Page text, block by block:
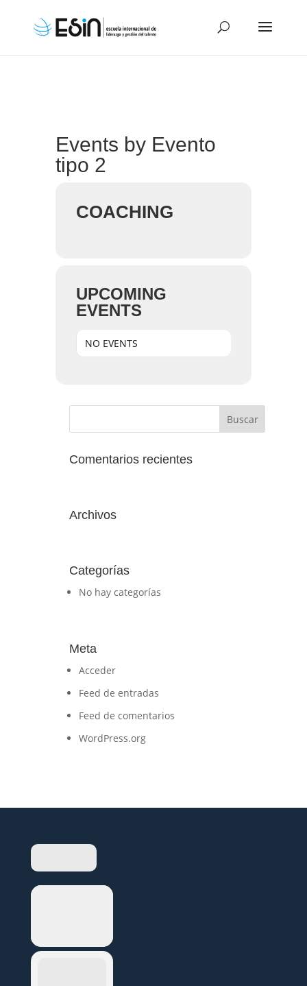
Events by Evento
tipo 2
COACHING
UPCOMING
EVENTS
NO EVENTS
Comentarios recientes
Archivos
Categorías
No hay categorías
Meta
Acceder
Feed de entradas
Feed de comentarios
WordPress.org